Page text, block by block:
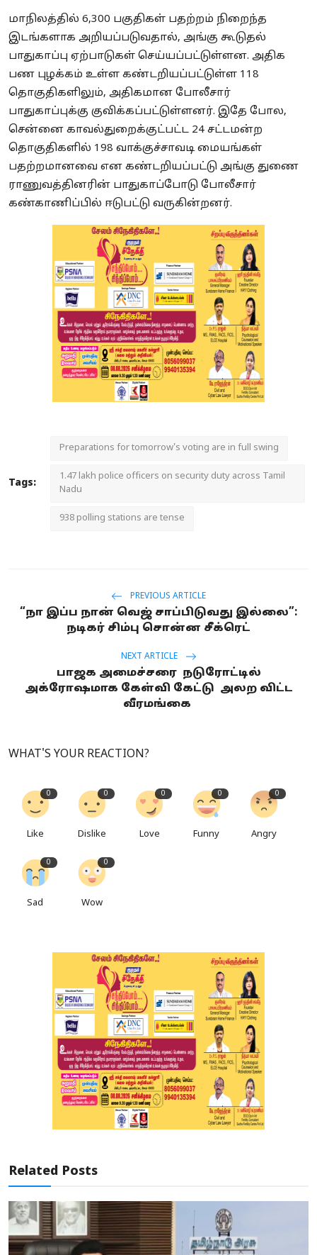
மாநிலத்தில் 6,300 பகுதிகள் பதற்றம் நிறைந்த
இடங்களாக அறியப்படுவதால், அங்கு கூடுதல்
பாதுகாப்பு ஏற்பாடுகள் செய்யப்பட்டுள்ளன. அதிக
பண புழக்கம் உள்ள கண்டறியப்பட்டுள்ள 118
தொகுதிகளிலும், அதிகமான போலீசார்
பாதுகாப்புக்கு குவிக்கப்பட்டுள்ளனர். இதே போல,
சென்னை காவல்துறைக்குட்பட்ட 24 சட்டமன்ற
தொகுதிகளில் 198 வாக்குச்சாவடி மையங்கள்
பதற்றமானவை என கண்டறியப்பட்டு அங்கு துணை
ராணுவத்தினரின் பாதுகாப்போடு போலீசார்
கண்காணிப்பில் ஈடுபட்டு வருகின்றனர்.
Tags:
Preparations for tomorrow's voting are in full swing
1.47 lakh police officers on security duty across Tamil
Nadu
938 polling stations are tense
PREVIOUS ARTICLE
“நா இப்ப நான் வெஜ் சாப்பிடுவது இல்லை”:
நடிகர் சிம்பு சொன்ன சீக்ரெட்
NEXT ARTICLE
பாஜக அமைச்சரை நடுரோட்டில்
அக்ரோஷமாக கேள்வி கேட்டு அலற விட்ட
வீரமங்கை
WHAT'S YOUR REACTION?
0
Like
0
Dislike
0
Love
0
Funny
0
Angry
0
Sad
0
Wow
Related Posts